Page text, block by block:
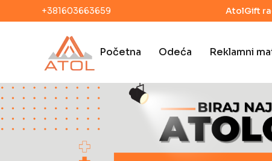
+381603663659 AtolGift
Početna Odeća Reklamni